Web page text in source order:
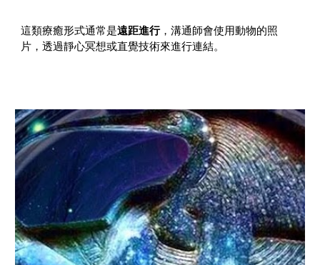
這類療癒形式通常是遠距進行，溝通師會使用動物的照
片，透過靜心冥想或直覺技術來進行連結。